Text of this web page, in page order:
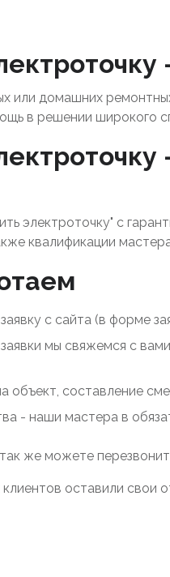
или домашних
в решении широкого
электроточку" с
квалификации
с сайта (в форме
мы свяжемся с
объект, составление
- наши мастера в
же можете
оставили свои